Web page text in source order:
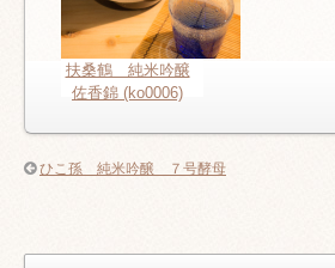
扶桑鶴 純米吟醸
佐香錦 (ko0006)
ひこ孫 純米吟醸 ７号酵母